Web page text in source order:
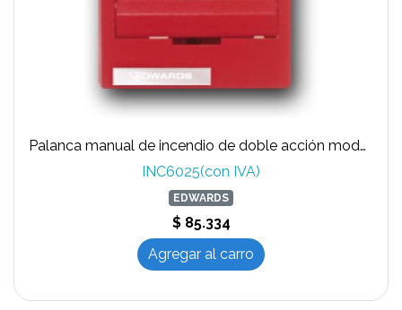
Palanca manual de incendio de doble acción modelo SIGA -278, marca EDWARDS
INC6025(con IVA)
EDWARDS
$ 85.334
Agregar al carro